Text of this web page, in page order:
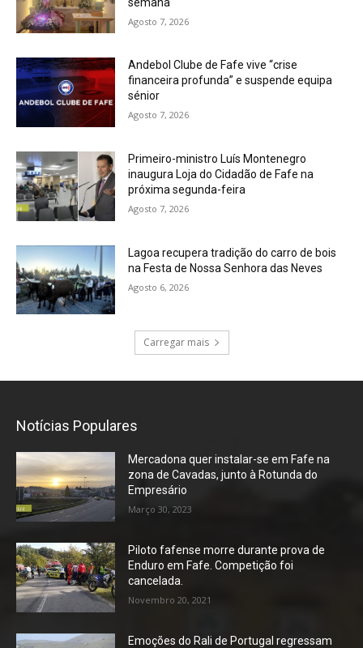
Agosto 7, 2026
Andebol Clube de Fafe vive “crise
financeira profunda” e suspende equipa
sénior
Agosto 7, 2026
Primeiro-ministro Luís Montenegro
inaugura Loja do Cidadão de Fafe na
próxima segunda-feira
Agosto 7, 2026
Lagoa recupera tradição do carro de bois
na Festa de Nossa Senhora das Neves
Agosto 6, 2026
Carregar mais
Notícias Populares
Mercadona quer instalar-se em Fafe na
zona de Cavadas, junto à Rotunda do
Empresário
Março 30, 2023
Piloto fafense morre durante prova de
Enduro em Fafe. Competição foi
cancelada.
Novembro 20, 2021
Emoções do Rali de Portugal regressam